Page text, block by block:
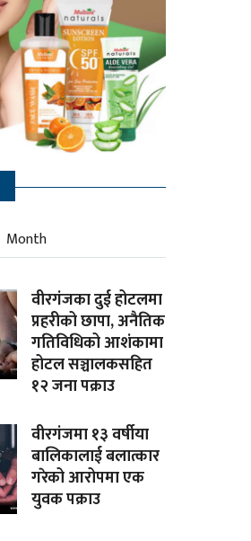
Month
वीरगंजका दुई होटलमा
प्रहरीको छापा, अनैतिक
गतिविधिको आशंकामा
होटल सञ्चालकसहित
१२ जना पक्राउ
वीरगंजमा १३ वर्षीया
बालिकालाई बलात्कार
गरेको आरोपमा एक
युवक पक्राउ